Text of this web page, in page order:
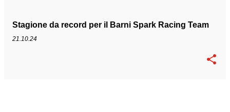
Stagione da record per il Barni Spark Racing Team
21.10.24